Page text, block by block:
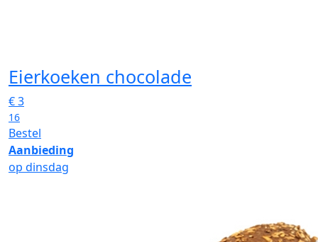
Eierkoeken chocolade
€3
16
Bestel
Aanbieding
op dinsdag